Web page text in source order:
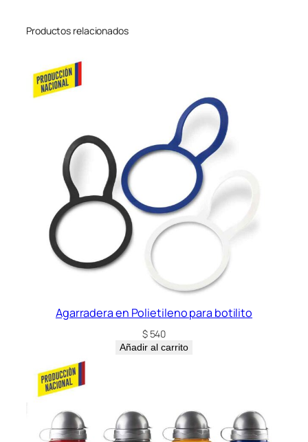
a
Productos relacionados
Agarradera en Polietileno para botilito
$540
Añadir al carrito